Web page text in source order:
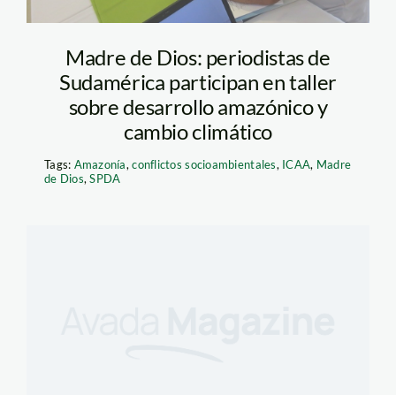
Madre de Dios: periodistas de
Sudamérica participan en taller
sobre desarrollo amazónico y
cambio climático
Tags: Amazonía,conflictos socioambientales, ICAA, Madre
de Dios,SPDA